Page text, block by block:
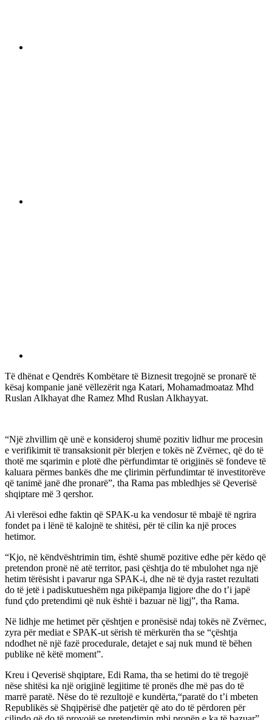
Të dhënat e Qendrës Kombëtare të Biznesit tregojnë se pronarë të
kësaj kompanie janë vëllezërit nga Katari, Mohamadmoataz Mhd
Ruslan Alkhayat dhe Ramez Mhd Ruslan Alkhayyat.
“Një zhvillim që unë e konsideroj shumë pozitiv lidhur me procesin
e verifikimit të transaksionit për blerjen e tokës në Zvërnec, që do të
thotë me sqarimin e plotë dhe përfundimtar të origjinës së fondeve të
kaluara përmes bankës dhe me çlirimin përfundimtar të investitorëve
që tanimë janë dhe pronarë”, tha Rama pas mbledhjes së Qeverisë
shqiptare më 3 qershor.
Ai vlerësoi edhe faktin që SPAK-u ka vendosur të mbajë të ngrira
fondet pa i lënë të kalojnë te shitësi, për të cilin ka një proces
hetimor.
“Kjo, në këndvështrimin tim, është shumë pozitive edhe për këdo që
pretendon pronë në atë territor, pasi çështja do të mbulohet nga një
hetim tërësisht i pavarur nga SPAK-i, dhe në të dyja rastet rezultati
do të jetë i padiskutueshëm nga pikëpamja ligjore dhe do t’i japë
fund çdo pretendimi që nuk është i bazuar në ligj”, tha Rama.
Në lidhje me hetimet për çështjen e pronësisë ndaj tokës në Zvërnec,
zyra për mediat e SPAK-ut sërish të mërkurën tha se “çështja
ndodhet në një fazë procedurale, detajet e saj nuk mund të bëhen
publike në këtë moment”.
Kreu i Qeverisë shqiptare, Edi Rama, tha se hetimi do të tregojë
nëse shitësi ka një origjinë legjitime të pronës dhe më pas do të
marrë paratë. Nëse do të rezultojë e kundërta,“paratë do t’i mbeten
Republikës së Shqipërisë dhe patjetër që ato do të përdoren për